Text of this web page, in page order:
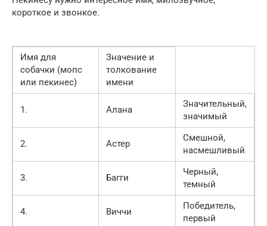
короткое и звонкое.
Имя для
собачки (мопс
или пекинес)
Значение и
толкование
имени
1. Алана
Значительный,
значимый
2. Астер
Смешной,
насмешливый
3. Багги
Черный,
темный
4. Виччи
Победитель,
первый